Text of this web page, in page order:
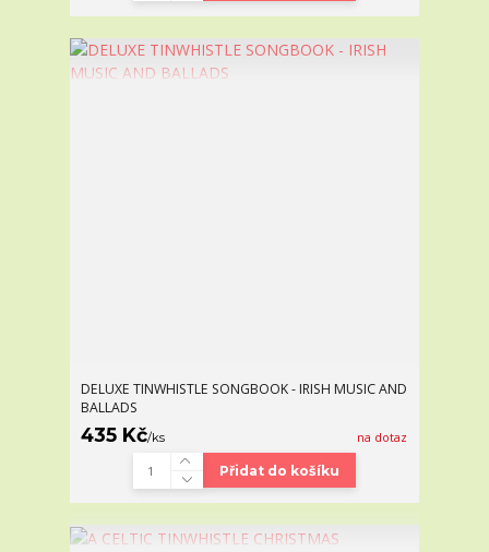
DELUXE TINWHISTLE SONGBOOK - IRISH MUSIC AND
BALLADS
435 Kč/ks na dotaz
Přidat do košíku